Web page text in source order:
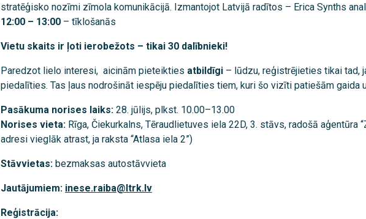
stratēģisko nozīmi zīmola komunikācijā. Izmantojot Latvijā radītos – Erica Synths
12:00 – 13:00 – tīklošanās
Vietu skaits ir ļoti ierobežots – tikai 30 dalībnieki!
Paredzot lielo interesi, aicinām pieteikties atbildīgi – lūdzu, reģistrējieties tikai tad,
piedalīties. Tas ļaus nodrošināt iespēju piedalīties tiem, kuri šo vizīti patiešām gaida
Pasākuma norises laiks: 28. jūlijs, plkst. 10.00–13.00
Norises vieta: Rīga, Čiekurkalns, Tēraudlietuves iela 22D, 3. stāvs, radošā aģentūra
adresi vieglāk atrast, ja raksta “Atlasa iela 2”)
Stāvvietas: bezmaksas autostāvvieta
Jautājumiem: inese.raiba@ltrk.lv
Reģistrācija: